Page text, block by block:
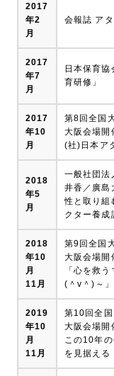
2017
年2
月
会報誌 ア
2017
年7
月
日本保育
育研修」
2017
年10
月
第8回全国
大阪会場開
(社)日本ア
2018
年5
月
一般社団法
井香／廣島
性と取り組
クター養成
2018
年10
月
11月
第9回全国
大阪会場開
「心を救
(＾v＾)～」
2019
年10
月
11月
第10回全
大阪会場開
この10年
を見据える